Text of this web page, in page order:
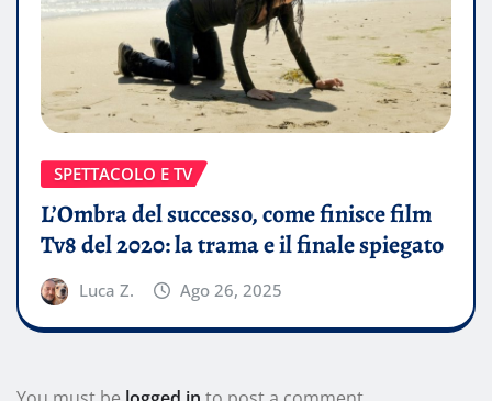
SPETTACOLO E TV
L’Ombra del successo, come finisce film
Tv8 del 2020: la trama e il finale spiegato
Luca Z. Ago 26, 2025